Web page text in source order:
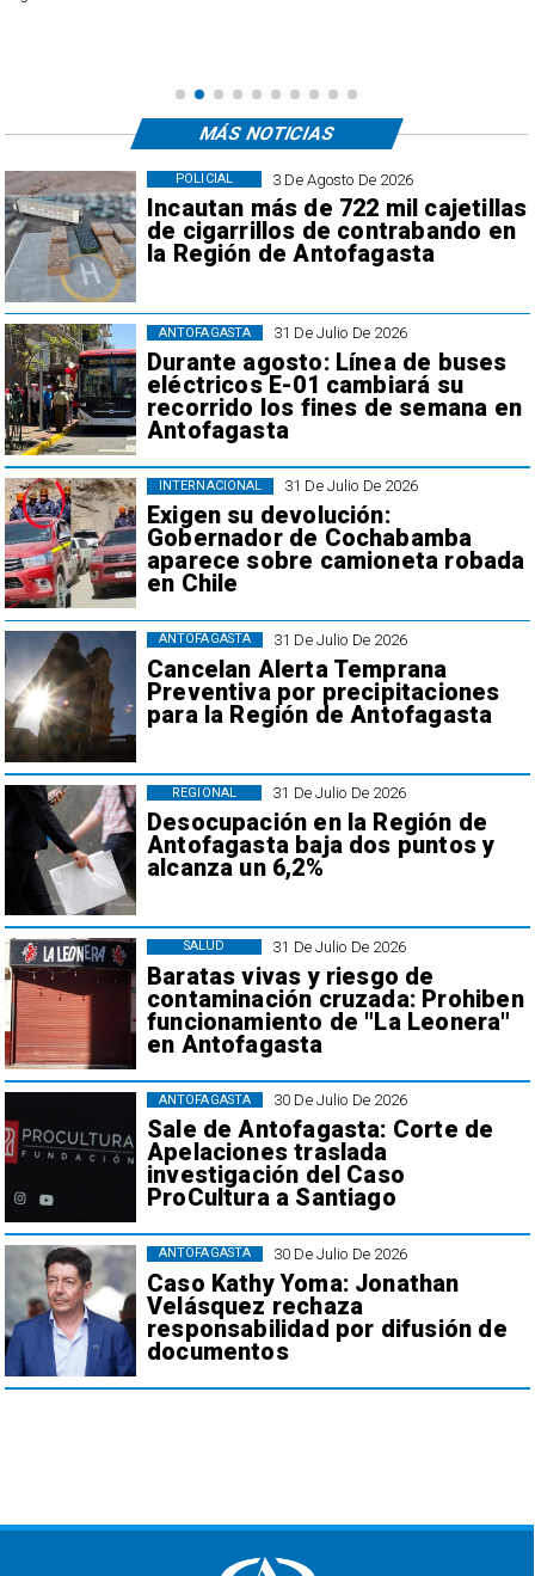
3 De Agosto De 2026
Incautan más de 722 mil cajetillas
de cigarrillos de contrabando en
la Región de Antofagasta
POLICIAL
31 De Julio De 2026
Durante agosto: Línea de buses
eléctricos E-01 cambiará su
recorrido los fines de semana en
Antofagasta
ANTOFAGASTA
31 De Julio De 2026
Exigen su devolución:
Gobernador de Cochabamba
aparece sobre camioneta robada
en Chile
INTERNACIONAL
31 De Julio De 2026
Cancelan Alerta Temprana
Preventiva por precipitaciones
para la Región de Antofagasta
ANTOFAGASTA
31 De Julio De 2026
Desocupación en la Región de
Antofagasta baja dos puntos y
alcanza un 6,2%
REGIONAL
31 De Julio De 2026
Baratas vivas y riesgo de
contaminación cruzada: Prohiben
funcionamiento de "La Leonera"
en Antofagasta
SALUD
30 De Julio De 2026
Sale de Antofagasta: Corte de
Apelaciones traslada
investigación del Caso
ProCultura a Santiago
ANTOFAGASTA
30 De Julio De 2026
Caso Kathy Yoma: Jonathan
Velásquez rechaza
responsabilidad por difusión de
documentos
ANTOFAGASTA
MÁS NOTICIAS